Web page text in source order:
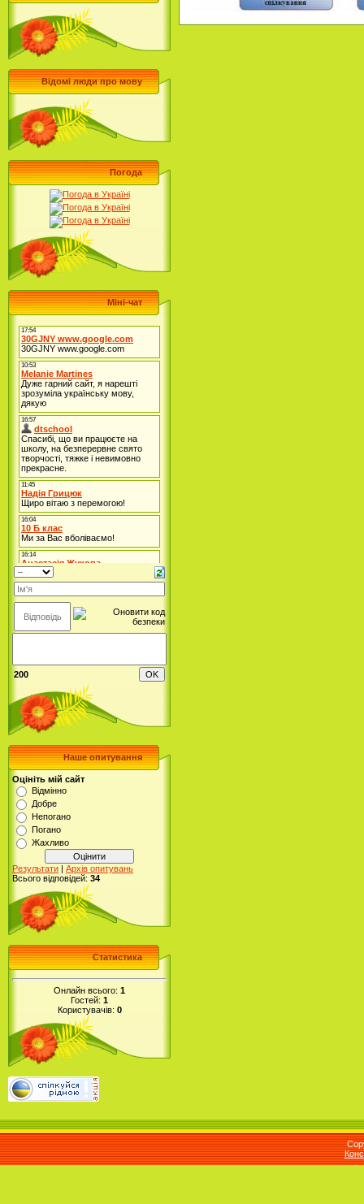
Відомі люди про мову
Погода
Міні-чат
200
Наше опитування
Оцініть мій сайт
Відмінно
Добре
Непогано
Погано
Жахливо
Результати | Архів опитувань
Всього відповідей: 34
Статистика
Онлайн всього: 1
Гостей: 1
Користувачів: 0